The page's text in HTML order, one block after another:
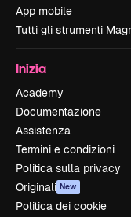
App mobile
Tutti gli strumenti
Inizia
Academy
Documentazione
Assistenza
Termini e condizioni
Politica sulla privacy
Originali New
Politica dei cookie